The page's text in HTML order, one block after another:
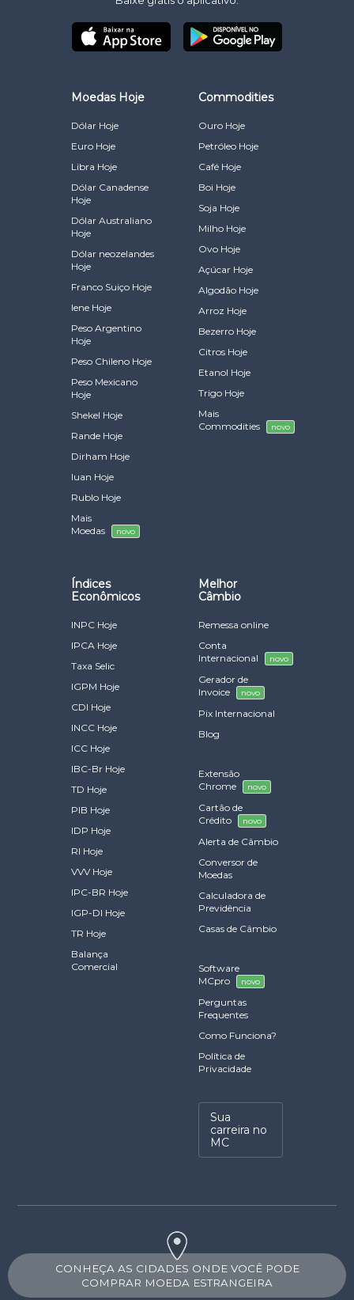
Moedas Hoje
Dólar Hoje
Euro Hoje
Libra Hoje
Dólar Canadense
Hoje
Dólar Australiano
Hoje
Dólar neozelandes
Hoje
Franco Suiço Hoje
Iene Hoje
Peso Argentino
Hoje
Peso Chileno Hoje
Peso Mexicano
Hoje
Shekel Hoje
Rande Hoje
Dirham Hoje
Iuan Hoje
Rublo Hoje
Mais
Moedas
novo
Commodities
Ouro Hoje
Petróleo Hoje
Café Hoje
Boi Hoje
Soja Hoje
Milho Hoje
Ovo Hoje
Açúcar Hoje
Algodão Hoje
Arroz Hoje
Bezerro Hoje
Citros Hoje
Etanol Hoje
Trigo Hoje
Mais
Commodities
novo
Índices
Econômicos
INPC Hoje
IPCA Hoje
Taxa Selic
IGPM Hoje
CDI Hoje
INCC Hoje
ICC Hoje
IBC-Br Hoje
TD Hoje
PIB Hoje
IDP Hoje
RI Hoje
VVV Hoje
IPC-BR Hoje
IGP-DI Hoje
TR Hoje
Balança
Comercial
Melhor
Câmbio
Remessa online
Conta
Internacional
novo
Gerador de
Invoice
novo
Pix Internacional
Blog
Extensão
Chrome
novo
Cartão de
Crédito
novo
Alerta de Câmbio
Conversor de
Moedas
Calculadora de
Previdência
Casas de Câmbio
Software
MCpro
novo
Perguntas
Frequentes
Como Funciona?
Política de
Privacidade
Sua
carreira no
MC
CONHEÇA AS CIDADES ONDE VOCÊ PODE
COMPRAR MOEDA ESTRANGEIRA